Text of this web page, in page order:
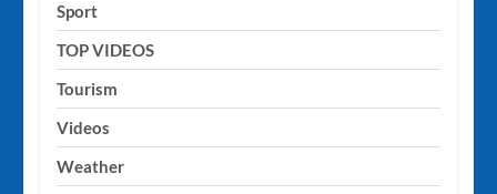
Sport
TOP VIDEOS
Tourism
Videos
Weather